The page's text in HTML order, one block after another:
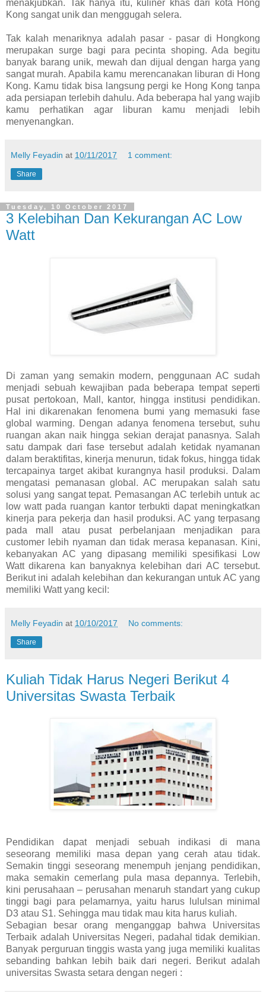
menakjubkan. Tak hanya itu, kuliner khas dari kota Hong
Kong sangat unik dan menggugah selera.
Tak kalah menariknya adalah pasar - pasar di Hongkong
merupakan surge bagi para pecinta shoping. Ada begitu
banyak barang unik, mewah dan dijual dengan harga yang
sangat murah. Apabila kamu merencanakan liburan di Hong
Kong. Kamu tidak bisa langsung pergi ke Hong Kong tanpa
ada persiapan terlebih dahulu. Ada beberapa hal yang wajib
kamu perhatikan agar liburan kamu menjadi lebih
menyenangkan.
Melly Feyadin at 10/11/2017 1 comment:
Share
Tuesday, 10 October 2017
3 Kelebihan Dan Kekurangan AC Low
Watt
Di zaman yang semakin modern, penggunaan AC sudah
menjadi sebuah kewajiban pada beberapa tempat seperti
pusat pertokoan, Mall, kantor, hingga institusi pendidikan.
Hal ini dikarenakan fenomena bumi yang memasuki fase
global warming. Dengan adanya fenomena tersebut, suhu
ruangan akan naik hingga sekian derajat panasnya. Salah
satu dampak dari fase tersebut adalah ketidak nyamanan
dalam beraktifitas, kinerja menurun, tidak fokus, hingga tidak
tercapainya target akibat kurangnya hasil produksi. Dalam
mengatasi pemanasan global. AC merupakan salah satu
solusi yang sangat tepat. Pemasangan AC terlebih untuk ac
low watt pada ruangan kantor terbukti dapat meningkatkan
kinerja para pekerja dan hasil produksi. AC yang terpasang
pada mall atau pusat perbelanjaan menjadikan para
customer lebih nyaman dan tidak merasa kepanasan. Kini,
kebanyakan AC yang dipasang memiliki spesifikasi Low
Watt dikarena kan banyaknya kelebihan dari AC tersebut.
Berikut ini adalah kelebihan dan kekurangan untuk AC yang
memiliki Watt yang kecil:
Melly Feyadin at 10/10/2017 No comments:
Share
Kuliah Tidak Harus Negeri Berikut 4
Universitas Swasta Terbaik
Pendidikan dapat menjadi sebuah indikasi di mana
seseorang memiliki masa depan yang cerah atau tidak.
Semakin tinggi seseorang menempuh jenjang pendidikan,
maka semakin cemerlang pula masa depannya. Terlebih,
kini perusahaan – perusahan menaruh standart yang cukup
tinggi bagi para pelamarnya, yaitu harus lululsan minimal
D3 atau S1. Sehingga mau tidak mau kita harus kuliah.
Sebagian besar orang menganggap bahwa Universitas
Terbaik adalah Universitas Negeri, padahal tidak demikian.
Banyak perguruan tinggis wasta yang juga memiliki kualitas
sebanding bahkan lebih baik dari negeri. Berikut adalah
universitas Swasta setara dengan negeri :